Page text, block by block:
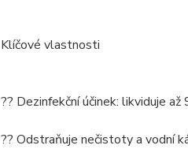
Klíčové vlastnosti
?? Dezinfekční účinek: likviduje
?? Odstraňuje nečistoty a vodní